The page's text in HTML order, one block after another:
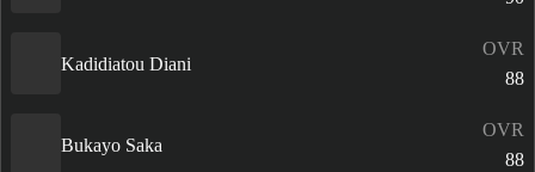
Kadidiatou Diani
OVR
88
Bukayo Saka
OVR
88